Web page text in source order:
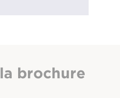
la brochure